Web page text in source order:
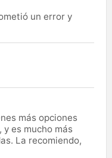
un error y
más opciones
es mucho más
La recomiendo,